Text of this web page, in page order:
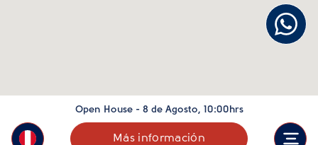
Open House - 8 de Agosto, 10:00hrs
Más información